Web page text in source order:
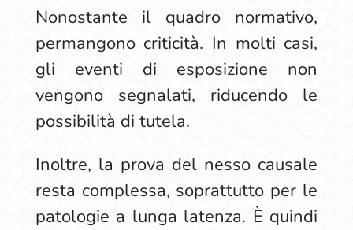
Nonostante il quadro normativo,
permangono criticità. In molti casi,
gli eventi di esposizione non
vengono segnalati, riducendo le
possibilità di tutela.
Inoltre, la prova del nesso causale
resta complessa, soprattutto per le
patologie a lunga latenza. È quindi